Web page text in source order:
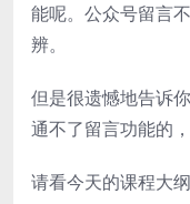
能呢。公众号留言
辨。
但是很遗憾地告诉
通不了留言功能的
请看今天的课程大纲